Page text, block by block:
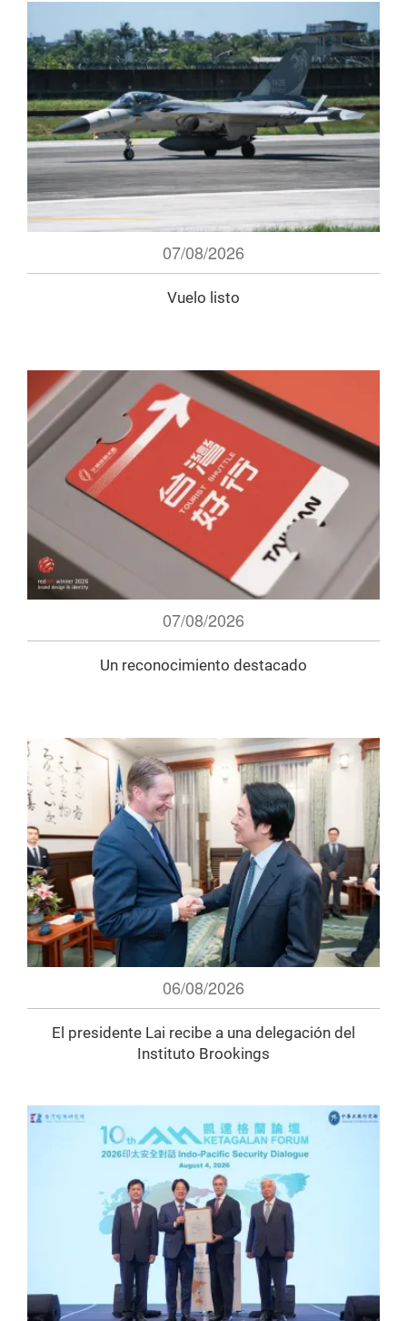
07/08/2026
Vuelo listo
07/08/2026
Un reconocimiento destacado
06/08/2026
El presidente Lai recibe a una delegación del
Instituto Brookings